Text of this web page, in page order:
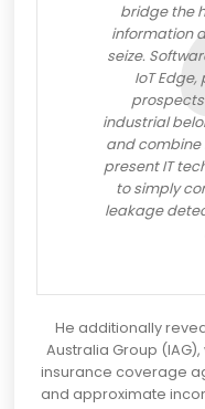
bridge the
information
seize.
IoT
industrial
and combine
present IT
to simply
leakage
He additionally
Australia Group
insurance coverage
and approximate